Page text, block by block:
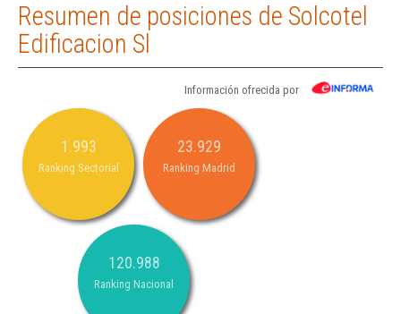
Resumen de posiciones de Solcotel
Edificacion Sl
Información ofrecida por
1.993
Ranking Sectorial
23.929
Ranking Madrid
120.988
Ranking Nacional